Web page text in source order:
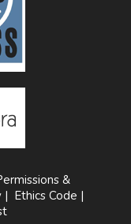
&
| Ethics Code |